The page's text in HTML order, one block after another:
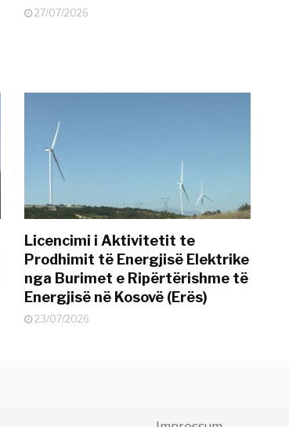
27/07/2026
Licencimi i Aktivitetit te
Prodhimit të Energjisë Elektrike
nga Burimet e Ripërtërishme të
Energjisë në Kosovë (Erës)
23/07/2026